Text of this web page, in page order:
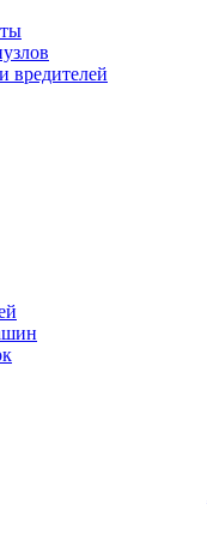
вредителей